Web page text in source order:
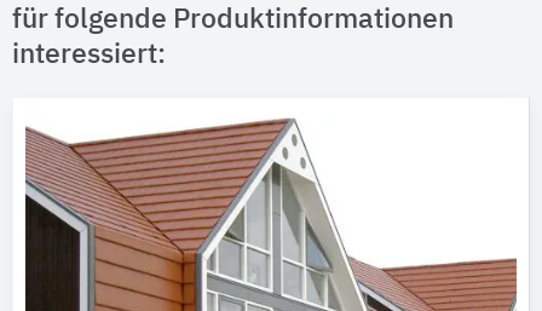
für folgende Produktinformationen
interessiert: